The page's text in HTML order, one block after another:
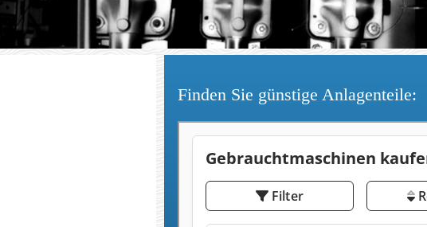
Finden Sie günstige Anlagenteile: